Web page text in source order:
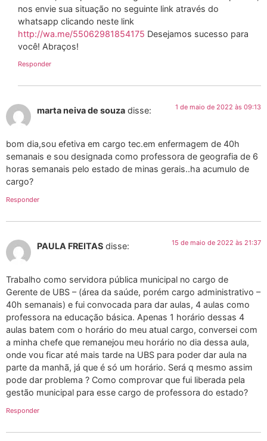
nos envie sua situação no seguinte link através do
whatsapp clicando neste link
http://wa.me/55062981854175 Desejamos sucesso para
você! Abraços!
Responder
marta neiva de souza disse: 1 de maio de 2022 às 09:13
bom dia,sou efetiva em cargo tec.em enfermagem de 40h
semanais e sou designada como professora de geografia de 6
horas semanais pelo estado de minas gerais..ha acumulo de
cargo?
Responder
PAULA FREITAS disse: 15 de maio de 2022 às 21:37
Trabalho como servidora pública municipal no cargo de
Gerente de UBS – (área da saúde, porém cargo administrativo –
40h semanais) e fui convocada para dar aulas, 4 aulas como
professora na educação básica. Apenas 1 horário dessas 4
aulas batem com o horário do meu atual cargo, conversei com
a minha chefe que remanejou meu horário no dia dessa aula,
onde vou ficar até mais tarde na UBS para poder dar aula na
parte da manhã, já que é só um horário. Será q mesmo assim
pode dar problema ? Como comprovar que fui liberada pela
gestão municipal para esse cargo de professora do estado?
Responder